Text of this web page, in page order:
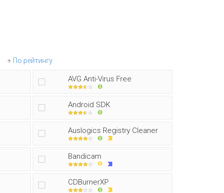
По рейтингу
AVG Anti-Virus Free
Android SDK
Auslogics Registry Cleaner
Bandicam
CDBurnerXP